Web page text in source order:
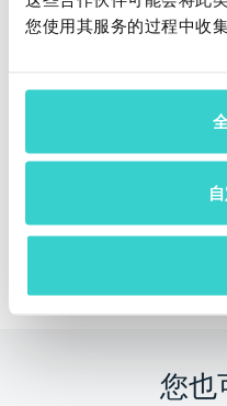
您使用其服务的过程中收
Buyback结合的处理方式
案! 不要再犹豫了，现在
示，展示NSYS处理方式
您也